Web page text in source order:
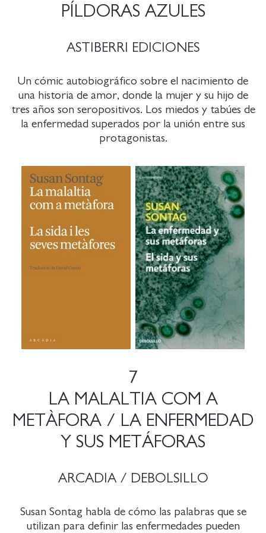
PÍLDORAS AZULES
ASTIBERRI EDICIONES
Un cómic autobiográfico sobre el nacimiento de
una historia de amor, donde la mujer y su hijo de
tres años son seropositivos. Los miedos y tabúes de
la enfermedad superados por la unión entre sus
protagonistas.
7
LA MALALTIA COM A
METÀFORA / LA ENFERMEDAD
Y SUS METÁFORAS
ARCADIA / DEBOLSILLO
Susan Sontag habla de cómo las palabras que se
utilizan para definir las enfermedades pueden